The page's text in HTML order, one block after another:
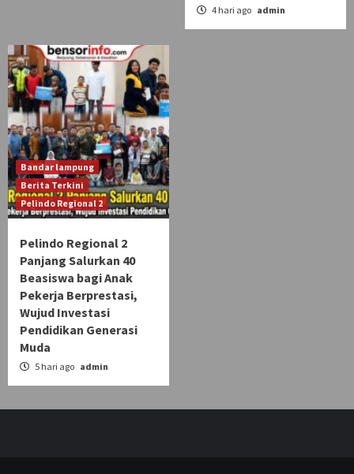
4 hari ago admin
Bandar lampung
Berita Terkini
Pelindo Regional 2
Pelindo Regional 2
Panjang Salurkan 40
Beasiswa bagi Anak
Pekerja Berprestasi,
Wujud Investasi
Pendidikan Generasi
Muda
5 hari ago admin